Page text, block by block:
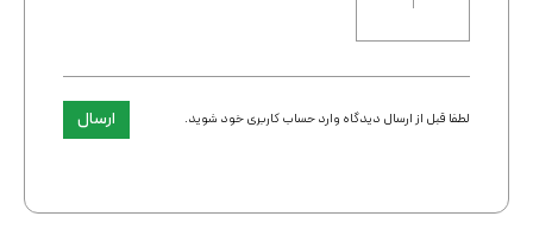
لطفا قبل از ارسال دیدگاه وارد حساب کاربری خود شوید. ارسال